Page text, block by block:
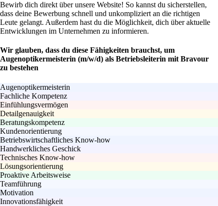
Bewirb dich direkt über unsere Website! So kannst du sicherstellen,
dass deine Bewerbung schnell und unkompliziert an die richtigen
Leute gelangt. Außerdem hast du die Möglichkeit, dich über aktuelle
Entwicklungen im Unternehmen zu informieren.
Wir glauben, dass du diese Fähigkeiten brauchst, um
Augenoptikermeisterin (m/w/d) als Betriebsleiterin mit Bravour
zu bestehen
Augenoptikermeisterin
Fachliche Kompetenz
Einfühlungsvermögen
Detailgenauigkeit
Beratungskompetenz
Kundenorientierung
Betriebswirtschaftliches Know-how
Handwerkliches Geschick
Technisches Know-how
Lösungsorientierung
Proaktive Arbeitsweise
Teamführung
Motivation
Innovationsfähigkeit